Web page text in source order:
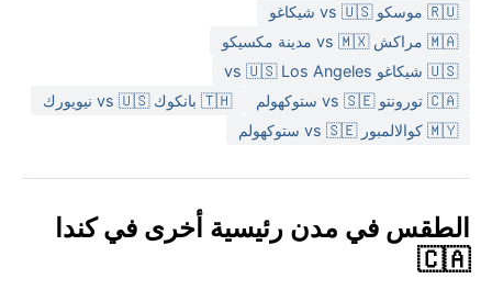
أوائل الخريف (مايو إلى سبتمبر)، حيث تكون درجات الحرارة
معتدلة ودافئة، وتقل هطولات الثلوج. من الظواهر الجوية
البارزة هنا "تأثير البحيرة" الذي يسبب هطول ثلوج كثيفة خاصة
في الأحياء القريبة من الماء، بالإضافة إلى العواصف الرعدية
في الصيف التي تحمل أحياناً رياحاً قوية. لا تشهد المدينة
أوقات البرودة.
🇷🇺 موسكو vs 🇺🇸 شيكاغو
🇲🇦 مراكش vs 🇲🇽 مدينة مكسيكو
🇺🇸 شيكاغو vs 🇺🇸 Los Angeles
🇨🇦 تورونتو vs 🇸🇪 ستوكهولم
🇹🇭 بانكوك vs 🇺🇸 نيويورك
🇲🇾 كوالالمبور vs 🇸🇪 ستوكهولم
الطقس في مدن رئيسية أخرى في كندا
🇨🇦